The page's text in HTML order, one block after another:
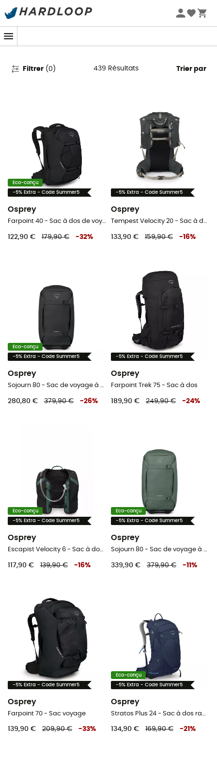
Promos d'été 🔥 -5 % EXTRA dès 2 produits* code Summer5
Osprey en promo
Filtrer (0 ) 439 Résultats Trier par
Eco-conçu
-5% Extra - Code Summer5
Osprey
Farpoint 40 - Sac à dos de voyage homme
122,90 € 179,90 € -32%
-5% Extra - Code Summer5
Osprey
Tempest Velocity 20 - Sac à dos randonnée femme
133,90 € 159,90 € -16%
Eco-conçu
-5% Extra - Code Summer5
Osprey
Sojourn 80 - Sac de voyage à roulettes
280,80 € 379,90 € -26%
-5% Extra - Code Summer5
Osprey
Farpoint Trek 75 - Sac à dos
189,90 € 249,90 € -24%
Eco-conçu
-5% Extra - Code Summer5
Osprey
Escapist Velocity 6 - Sac à dos vélo
117,90 € 139,90 € -16%
Eco-conçu
-5% Extra - Code Summer5
Osprey
Sojourn 80 - Sac de voyage à roulettes
339,90 € 379,90 € -11 %
-5% Extra - Code Summer5
Osprey
Farpoint 70 - Sac voyage
139,90 € 209,90 € -33%
Eco-conçu
-5% Extra - Code Summer5
Osprey
Stratos Plus 24 - Sac à dos randonnée homme
134,90 € 169,90 € -21 %